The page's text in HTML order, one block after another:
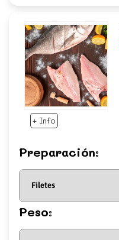
+ Info
Preparación:
Peso: